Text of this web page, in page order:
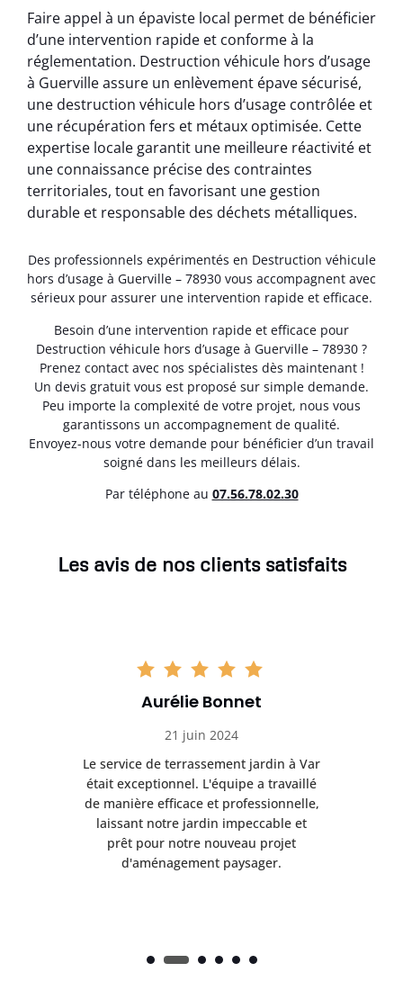
Faire appel à un épaviste local permet de bénéficier
d’une intervention rapide et conforme à la
réglementation. Destruction véhicule hors d’usage
à Guerville assure un enlèvement épave sécurisé,
une destruction véhicule hors d’usage contrôlée et
une récupération fers et métaux optimisée. Cette
expertise locale garantit une meilleure réactivité et
une connaissance précise des contraintes
territoriales, tout en favorisant une gestion
durable et responsable des déchets métalliques.
Des professionnels expérimentés en Destruction véhicule
hors d’usage à Guerville – 78930 vous accompagnent avec
sérieux pour assurer une intervention rapide et efficace.
Besoin d’une intervention rapide et efficace pour
Destruction véhicule hors d’usage à Guerville – 78930 ?
Prenez contact avec nos spécialistes dès maintenant !
Un devis gratuit vous est proposé sur simple demande.
Peu importe la complexité de votre projet, nous vous
garantissons un accompagnement de qualité.
Envoyez-nous votre demande pour bénéficier d’un travail
soigné dans les meilleurs délais.
Par téléphone au 07.56.78.02.30
Les avis de nos clients satisfaits
Aurélie Bonnet
21 juin 2024
Le service de terrassement jardin à Var
était exceptionnel. L'équipe a travaillé
de manière efficace et professionnelle,
laissant notre jardin impeccable et
prêt pour notre nouveau projet
d'aménagement paysager.